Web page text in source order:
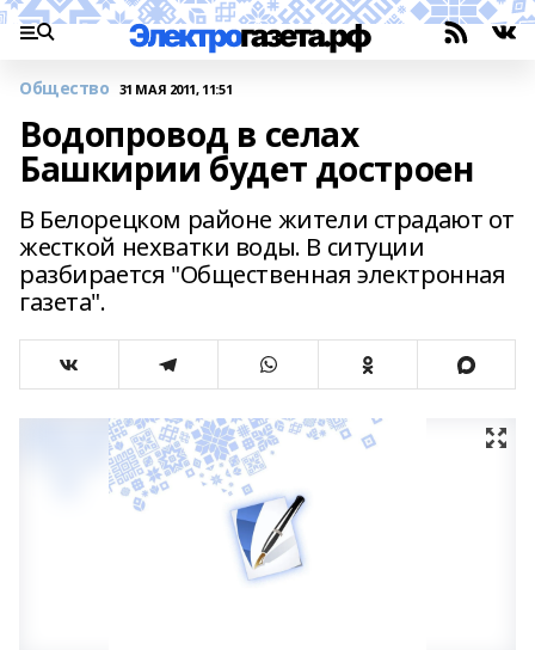
Общество 31 МАЯ 2011, 11:51
Водопровод в селах
Башкирии будет достроен
В Белорецком районе жители страдают от
жесткой нехватки воды. В ситуции
разбирается "Общественная электронная
газета".